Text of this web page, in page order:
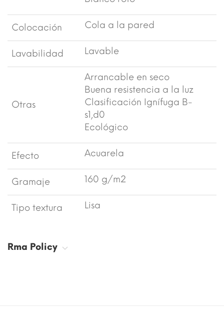
Colocación Cola a la pared
Lavabilidad Lavable
Otras
Arrancable en seco
Buena resistencia a la luz
Clasificación Ignífuga B-
s1,d0
Ecológico
Efecto Acuarela
Gramaje 160 g/m2
Tipo textura Lisa
Rma Policy